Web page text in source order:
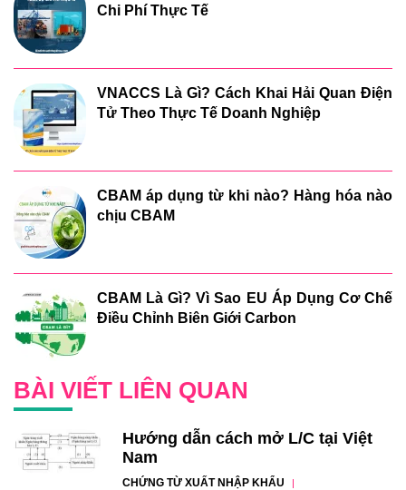
Chi Phí Thực Tế
VNACCS Là Gì? Cách Khai Hải Quan Điện
Tử Theo Thực Tế Doanh Nghiệp
CBAM áp dụng từ khi nào? Hàng hóa nào
chịu CBAM
CBAM Là Gì? Vì Sao EU Áp Dụng Cơ Chế
Điều Chỉnh Biên Giới Carbon
BÀI VIẾT LIÊN QUAN
Hướng dẫn cách mở L/C tại Việt
Nam
CHỨNG TỪ XUẤT NHẬP KHẨU